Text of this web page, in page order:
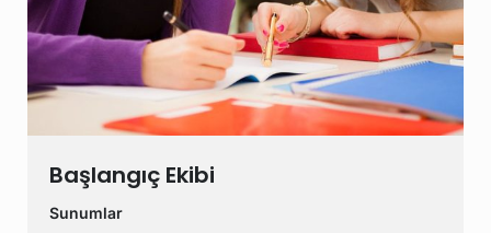
Başlangıç ​​Ekibi
Sunumlar